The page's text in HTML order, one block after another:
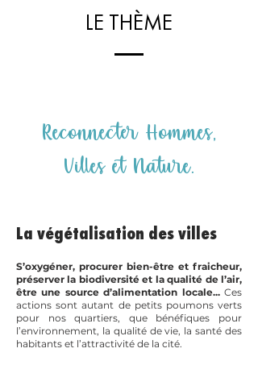
LE THÈME
Reconnecter Hommes,
Villes et Nature.
La végétalisation des villes
S’oxygéner, procurer bien-être et fraicheur,
préserver la biodiversité et la qualité de l’air,
être une source d’alimentation locale...Ces
actions sont autant de petits poumons verts
pour nos quartiers, que bénéfiques pour
l’environnement, la qualité de vie, la santé des
habitants et l’attractivité de la cité.